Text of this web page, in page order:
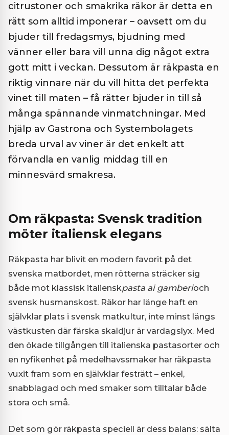
citrustoner och smakrika räkor är detta en
rätt som alltid imponerar – oavsett om du
bjuder till fredagsmys, bjudning med
vänner eller bara vill unna dig något extra
gott mitt i veckan. Dessutom är räkpasta en
riktig vinnare när du vill hitta det perfekta
vinet till maten – få rätter bjuder in till så
många spännande vinmatchningar. Med
hjälp av Gastrona och Systembolagets
breda urval av viner är det enkelt att
förvandla en vanlig middag till en
minnesvärd smakresa.
Om räkpasta: Svensk tradition
möter italiensk elegans
Räkpasta har blivit en modern favorit på det
svenska matbordet, men rötterna sträcker sig
både mot klassisk italienskpasta ai gamberioch
svensk husmanskost. Räkor har länge haft en
självklar plats i svensk matkultur, inte minst längs
västkusten där färska skaldjur är vardagslyx. Med
den ökade tillgången till italienska pastasorter och
en nyfikenhet på medelhavssmaker har räkpasta
vuxit fram som en självklar festrätt – enkel,
snabblagad och med smaker som tilltalar både
stora och små.
Det som gör räkpasta speciell är dess balans: sälta